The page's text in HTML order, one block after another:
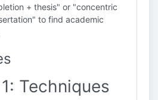
+ thesis" or "concentric
to find academic
Techniques